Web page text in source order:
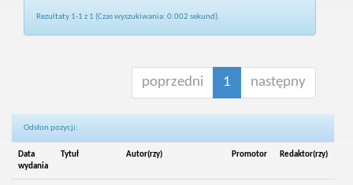
Rezultaty 1-1 z 1 (Czas wyszukiwania: 0.002 sekund).
poprzedni 1 następny
Odsłon pozycji:
Data
wydania
Tytuł Autor(rzy) Promotor Redaktor(rzy)